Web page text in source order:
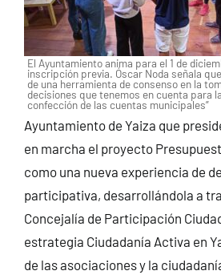
El Ayuntamiento anima para el 1 de
inscripción previa. Óscar Noda señala
de una herramienta de consenso en la
decisiones que tenemos en cuenta para la
confección de las cuentas municipales”
Ayuntamiento de Yaiza que
en marcha el proyecto
como una nueva experiencia de
participativa, desarrollándola a
Concejalía de Participación
estrategia Ciudadanía Activa en
de las asociaciones y la